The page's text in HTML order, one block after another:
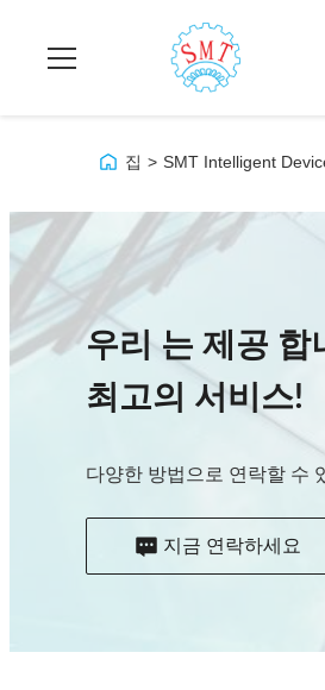
집 > SMT Intelligent
우리 는 제공 합
최고의 서비스!
다양한 방법으로 연락할 수
지금 연락하세요
- 아니123, 춘천 서부